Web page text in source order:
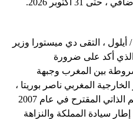
(مينورسو) تم تمديده لمدة عام إضافي ، حتى 31 أكتوبر 2026.
أيلول ، التقى دي ميستورا وزير
الذي أكد على ضرورة
بين المغرب وجبهة
المغربي ناصر بوريتا ،
كرر المغرب التزامه بخطة الحكم الذاتي المقترح في عام 2007
سيادة المملكة والنزاهة